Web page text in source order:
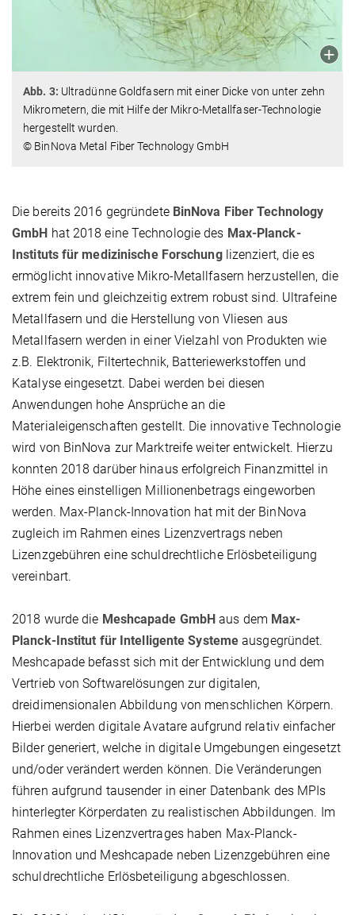
Abb. 3: Ultradünne Goldfasern mit einer Dicke von unter zehn
Mikrometern, die mit Hilfe der Mikro-Metallfaser-Technologie
hergestellt wurden.
© BinNova Metal Fiber Technology GmbH
Die bereits 2016 gegründete BinNova Fiber Technology
GmbH hat 2018 eine Technologie des Max-Planck-
Instituts für medizinische Forschunglizenziert, die es
ermöglicht innovative Mikro-Metallfasern herzustellen, die
extrem fein und gleichzeitig extrem robust sind. Ultrafeine
Metallfasern und die Herstellung von Vliesen aus
Metallfasern werden in einer Vielzahl von Produkten wie
z.B. Elektronik, Filtertechnik, Batteriewerkstoffen und
Katalyse eingesetzt. Dabei werden bei diesen
Anwendungen hohe Ansprüche an die
Materialeigenschaften gestellt. Die innovative Technologie
wird von BinNova zur Marktreife weiter entwickelt. Hierzu
konnten 2018 darüber hinaus erfolgreich Finanzmittel in
Höhe eines einstelligen Millionenbetrags eingeworben
werden. Max-Planck-Innovation hat mit der BinNova
zugleich im Rahmen eines Lizenzvertrags neben
Lizenzgebühren eine schuldrechtliche Erlösbeteiligung
vereinbart.
2018 wurde die Meshcapade GmbH aus dem Max-
Planck-Institut für Intelligente Systeme ausgegründet.
Meshcapade befasst sich mit der Entwicklung und dem
Vertrieb von Softwarelösungen zur digitalen,
dreidimensionalen Abbildung von menschlichen Körpern.
Hierbei werden digitale Avatare aufgrund relativ einfacher
Bilder generiert, welche in digitale Umgebungen eingesetzt
und/oder verändert werden können. Die Veränderungen
führen aufgrund tausender in einer Datenbank des MPIs
hinterlegter Körperdaten zu realistischen Abbildungen. Im
Rahmen eines Lizenzvertrages haben Max-Planck-
Innovation und Meshcapade neben Lizenzgebühren eine
schuldrechtliche Erlösbeteiligung abgeschlossen.